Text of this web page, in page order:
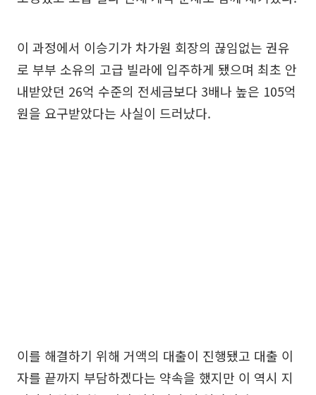
이 과정에서 이승기가 차가원 회장의 끊임없는 권유
로 부부 소유의 고급 빌라에 입주하게 됐으며 최초 안
내받았던 26억 수준의 전세금보다 3배나 높은 105억
원을 요구받았다는 사실이 드러났다.
이를 해결하기 위해 거액의 대출이 진행됐고 대출 이
자를 끝까지 부담하겠다는 약속을 했지만 이 역시 지